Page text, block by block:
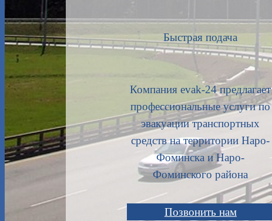
Быстрая подача
Компания evak-24 предлагает
профессиональные услуги по
эвакуации транспортных
средств на территории Наро-
Фоминска и Наро-
Фоминского района
Позвонить нам